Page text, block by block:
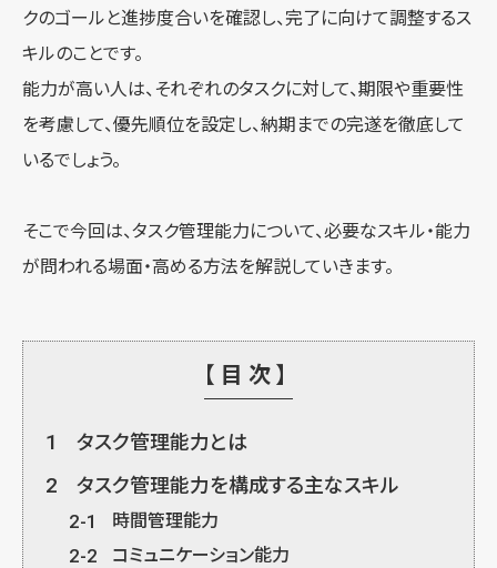
クのゴールと進捗度合いを確認し、完了に向けて調整するス
キルのことです。
能力が高い人は、それぞれのタスクに対して、期限や重要性
を考慮して、優先順位を設定し、納期までの完遂を徹底して
いるでしょう。
そこで今回は、タスク管理能力について、必要なスキル・能力
が問われる場面・高める方法を解説していきます。
【目次】
1 タスク管理能力とは
2 タスク管理能力を構成する主なスキル
2-1 時間管理能力
2-2 コミュニケーション能力